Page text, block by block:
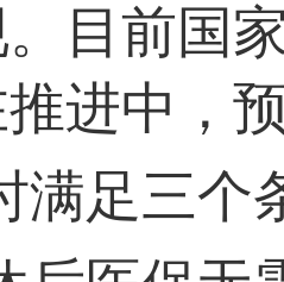
目前国
进中，
满足三个